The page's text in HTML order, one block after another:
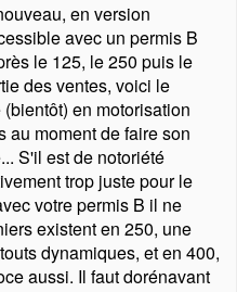
en version
avec un permis B
le 125, le 250 puis le
des ventes, voici le
en motorisation
au moment de faire son
S'il est de notoriété
trop juste pour le
votre permis B il ne
existent en 250, une
dynamiques, et en 400,
aussi. Il faut dorénavant